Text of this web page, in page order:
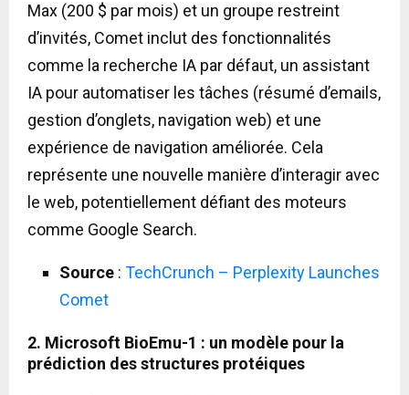
Max (200 $ par mois) et un groupe restreint
d’invités, Comet inclut des fonctionnalités
comme la recherche IA par défaut, un assistant
IA pour automatiser les tâches (résumé d’emails,
gestion d’onglets, navigation web) et une
expérience de navigation améliorée. Cela
représente une nouvelle manière d’interagir avec
le web, potentiellement défiant des moteurs
comme Google Search.
Source : TechCrunch – Perplexity Launches
Comet
2. Microsoft BioEmu-1 : un modèle pour la
prédiction des structures protéiques